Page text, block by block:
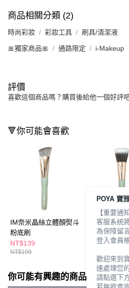
商品相關分類 (2)
時尚彩妝 彩妝工具 刷具/清潔液
🎀獨家商品🎀 通路限定 i-Makeup
評價
喜歡這個商品嗎？購買後給他一個好評
🔻你可能會喜歡
IM奈米晶絲立體顏熨斗
粉底刷
NT$139
NT$199
IM奈米晶絲
點彩刷
NT$139
你可能有興趣的商品 全站排行
POYA 寶
【重要通
客服系統
為保障留
登入會員
歡迎來到
速處理您
請點選下
若無欲查